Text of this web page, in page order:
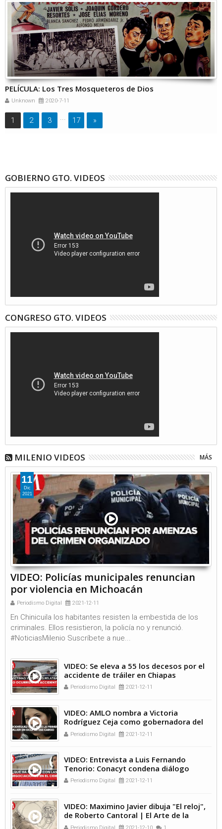
PELÍCULA: Los Tres Mosqueteros de Dios
Unknown 2020-7-11
1 2 3 ... 17 »
GOBIERNO GTO. VIDEOS
CONGRESO GTO. VIDEOS
MILENIO VIDEOS MÁS
11
Dic
2021
VIDEO: Policías municipales renuncian
por violencia en Michoacán
Periodismo Digital 2021-12-11
En Chinicuila los habitantes resisten la embestida de los
criminales. Ellos resistieron, la policía no y renunció.
#NoticiasMilenio Suscríbete a nue...
VIDEO: Se eleva a 55 los decesos por el
accidente de tráiler en Chiapas
Periodismo Digital 2021-12-11
VIDEO: AMLO nombra a Victoria
Rodríguez Ceja como gobernadora del
Banxico
Periodismo Digital 2021-12-11
VIDEO: Entrevista a Luis Fernando
Tenorio: Conacyt condena diálogo
Periodismo Digital 2021-12-11
VIDEO: Maximino Javier dibuja "El reloj",
de Roberto Cantoral | El Arte de la
Canción